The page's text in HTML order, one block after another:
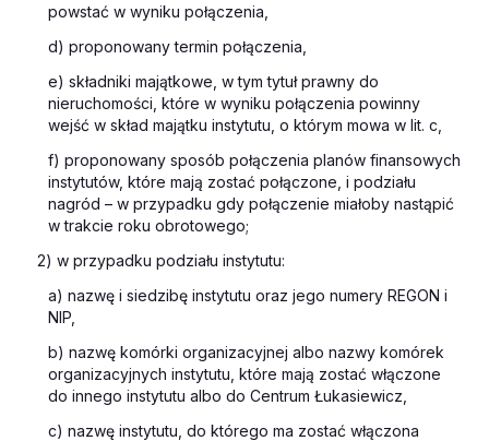
powstać w wyniku połączenia,
d) proponowany termin połączenia,
e) składniki majątkowe, w tym tytuł prawny do
nieruchomości, które w wyniku połączenia powinny
wejść w skład majątku instytutu, o którym mowa w lit. c,
f) proponowany sposób połączenia planów finansowych
instytutów, które mają zostać połączone, i podziału
nagród – w przypadku gdy połączenie miałoby nastąpić
w trakcie roku obrotowego;
2) w przypadku podziału instytutu:
a) nazwę i siedzibę instytutu oraz jego numery REGON i
NIP,
b) nazwę komórki organizacyjnej albo nazwy komórek
organizacyjnych instytutu, które mają zostać włączone
do innego instytutu albo do Centrum Łukasiewicz,
c) nazwę instytutu, do którego ma zostać włączona